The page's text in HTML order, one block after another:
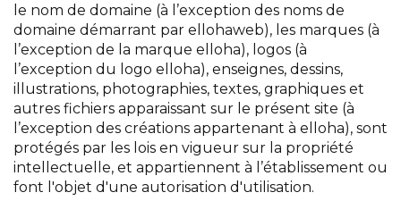
le nom de domaine (à l’exception des noms de
domaine démarrant par ellohaweb), les marques (à
l’exception de la marque elloha), logos (à
l’exception du logo elloha), enseignes, dessins,
illustrations, photographies, textes, graphiques et
autres fichiers apparaissant sur le présent site (à
l’exception des créations appartenant à elloha), sont
protégés par les lois en vigueur sur la propriété
intellectuelle, et appartiennent à l’établissement ou
font l'objet d'une autorisation d'utilisation.